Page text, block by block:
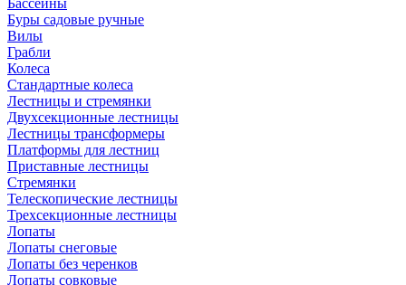
Бассейны
Буры садовые ручные
Вилы
Грабли
Колеса
Стандартные колеса
Лестницы и стремянки
Двухсекционные лестницы
Лестницы трансформеры
Платформы для лестниц
Приставные лестницы
Стремянки
Телескопические лестницы
Трехсекционные лестницы
Лопаты
Лопаты снеговые
Лопаты без черенков
Лопаты совковые